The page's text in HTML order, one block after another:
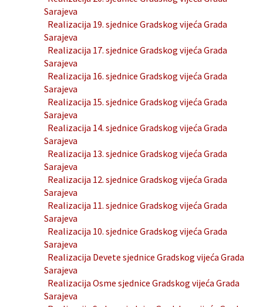
Sarajeva
Realizacija 19. sjednice Gradskog vijeća Grada
Sarajeva
Realizacija 17. sjednice Gradskog vijeća Grada
Sarajeva
Realizacija 16. sjednice Gradskog vijeća Grada
Sarajeva
Realizacija 15. sjednice Gradskog vijeća Grada
Sarajeva
Realizacija 14. sjednice Gradskog vijeća Grada
Sarajeva
Realizacija 13. sjednice Gradskog vijeća Grada
Sarajeva
Realizacija 12. sjednice Gradskog vijeća Grada
Sarajeva
Realizacija 11. sjednice Gradskog vijeća Grada
Sarajeva
Realizacija 10. sjednice Gradskog vijeća Grada
Sarajeva
Realizacija Devete sjednice Gradskog vijeća Grada
Sarajeva
Realizacija Osme sjednice Gradskog vijeća Grada
Sarajeva